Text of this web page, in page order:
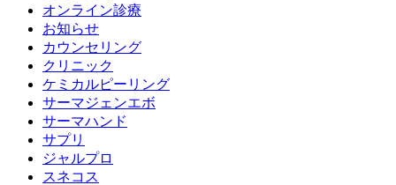
オンライン診療
お知らせ
カウンセリング
クリニック
ケミカルピーリング
サーマジェンエボ
サーマハンド
サプリ
ジャルプロ
スネコス